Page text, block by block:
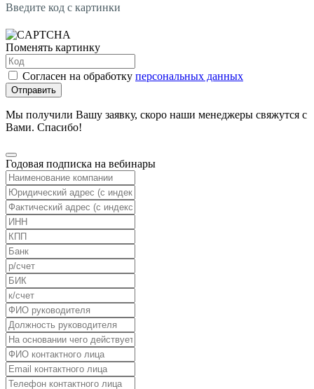
Введите код с картинки
Поменять картинку
Согласен на обработку персональных данных
Отправить
Мы получили Вашу заявку, скоро наши менеджеры свяжутся с
Вами. Спасибо!
Годовая подписка на вебинары